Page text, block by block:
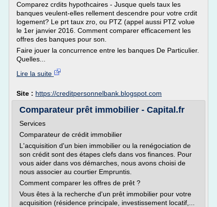
Comparez crdits hypothcaires - Jusque quels taux les
banques veulent-elles rellement descendre pour votre crdit
logement? Le prt taux zro, ou PTZ (appel aussi PTZ volue
le 1er janvier 2016. Comment comparer efficacement les
offres des banques pour son.
Faire jouer la concurrence entre les banques De Particulier.
Quelles...
Lire la suite
Site : https://creditpersonnelbank.blogspot.com
Comparateur prêt immobilier - Capital.fr
Services
Comparateur de crédit immobilier
L'acquisition d'un bien immobilier ou la renégociation de
son crédit sont des étapes clefs dans vos finances. Pour
vous aider dans vos démarches, nous avons choisi de
nous associer au courtier Empruntis.
Comment comparer les offres de prêt ?
Vous êtes à la recherche d'un prêt immobilier pour votre
acquisition (résidence principale, investissement locatif,...